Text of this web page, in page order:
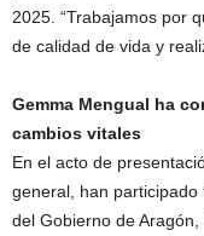
2025. “Trabajamos por
de calidad de vida y
Gemma Mengual ha
cambios vitales
En el acto de
general, han
del Gobierno de